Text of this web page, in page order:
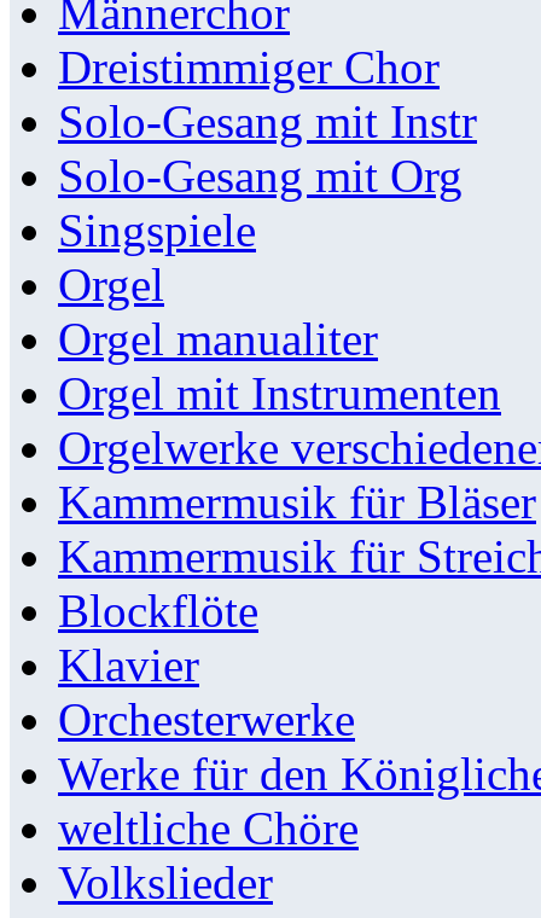
Männerchor
Dreistimmiger Chor
Solo-Gesang mit Instr
Solo-Gesang mit Org
Singspiele
Orgel
Orgel manualiter
Orgel mit Instrumenten
Orgelwerke
Kammermusik für Bläser
Kammermusik für
Blockflöte
Klavier
Orchesterwerke
Werke für den
weltliche Chöre
Volkslieder